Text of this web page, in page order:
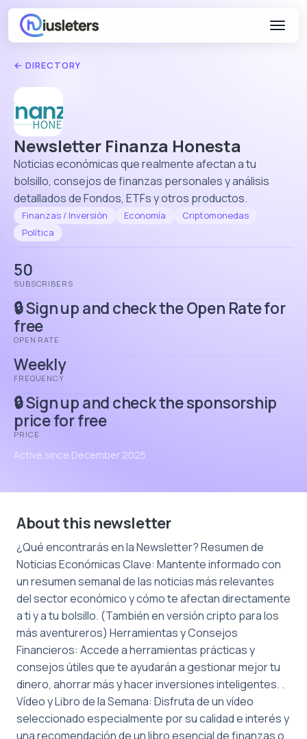
← DIRECTORY
Newsletter Finanza Honesta
Noticias económicas que realmente afectan a tu
bolsillo, consejos de finanzas personales y análisis
detallados de Fondos, ETFs y otros productos.
Finanzas / Inversión Economía
Criptomonedas
Política
50
SUBSCRIBERS
🔒 Sign up and check the Open Rate for
free
OPEN RATE
Weekly
FREQUENCY
🔒 Sign up and check the sponsorship
price for free
PRICE
Active since December 2025
About this newsletter
¿Qué encontrarás en la Newsletter? Resumen de
Noticias Económicas Clave: Mantente informado con
un resumen semanal de las noticias más relevantes
del sector económico y cómo te afectan directamente
a ti y a tu bolsillo. (También en versión cripto para los
más aventureros) Herramientas y Consejos
Financieros: Accede a herramientas prácticas y
consejos útiles que te ayudarán a gestionar mejor tu
dinero, ahorrar más y hacer inversiones inteligentes. .
Vídeo y Libro de la Semana: Disfruta de un vídeo
seleccionado especialmente por su calidad e interés y
una recomendación de un libro esencial de finanzas o